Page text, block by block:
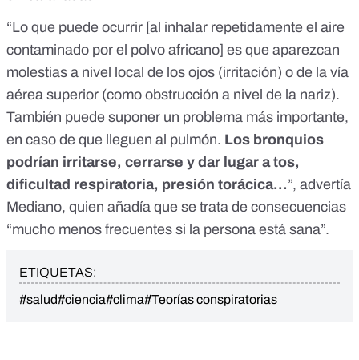
“Lo que puede ocurrir [al inhalar repetidamente el aire
contaminado por el polvo africano] es que aparezcan
molestias a nivel local de los ojos (irritación) o de la vía
aérea superior (como obstrucción a nivel de la nariz).
También puede suponer un problema más importante,
en caso de que lleguen al pulmón. Los bronquios
podrían irritarse, cerrarse y dar lugar a tos,
dificultad respiratoria, presión torácica…”, advertía
Mediano, quien añadía que se trata de consecuencias
“mucho menos frecuentes si la persona está sana”.
ETIQUETAS:
#salud#ciencia#clima#Teorías conspiratorias